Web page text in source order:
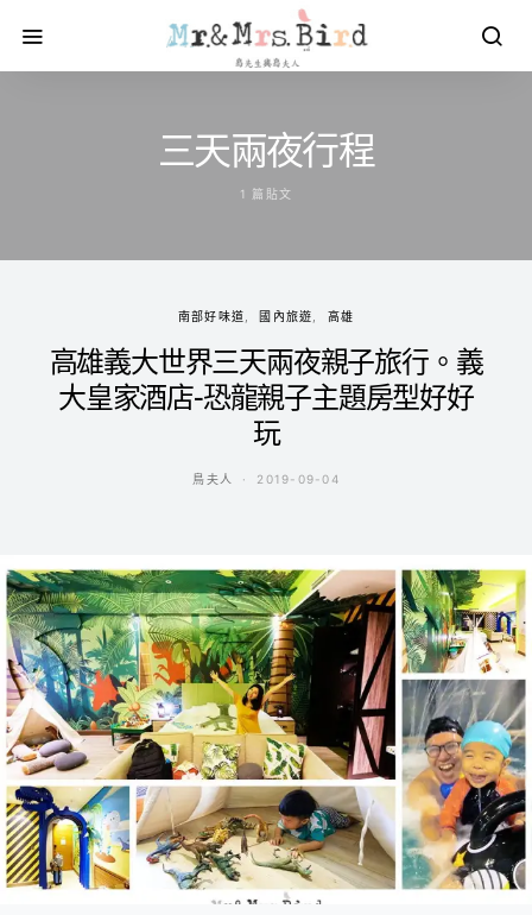
三天兩夜行程
1 篇貼文
南部好味道 國內旅遊 高雄
高雄義大世界三天兩夜親子旅行。義
大皇家酒店-恐龍親子主題房型好好
玩
鳥夫人 2019-09-04